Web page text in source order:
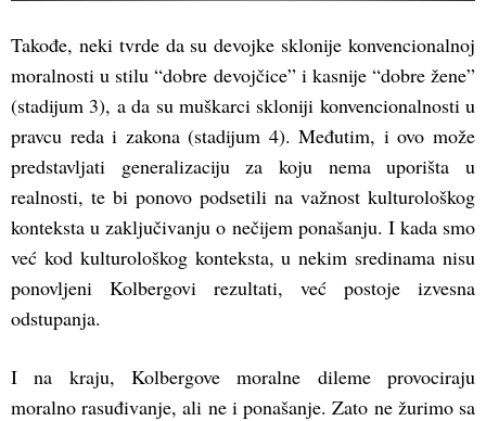
Takođe, neki tvrde da su devojke sklonije konvencionalnoj
moralnosti u stilu “dobre devojčice” i kasnije “dobre žene”
(stadijum 3), a da su muškarci skloniji konvencionalnosti u
pravcu reda i zakona (stadijum 4). Međutim, i ovo može
predstavljati generalizaciju za koju nema uporišta u
realnosti, te bi ponovo podsetili na važnost kulturološkog
konteksta u zaključivanju o nečijem ponašanju. I kada smo
već kod kulturološkog konteksta, u nekim sredinama nisu
ponovljeni Kolbergovi rezultati, već postoje izvesna
odstupanja.
I na kraju, Kolbergove moralne dileme provociraju
moralno rasuđivanje, ali ne i ponašanje. Zato ne žurimo sa